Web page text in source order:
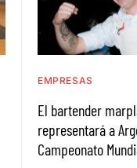
EMPRESAS
El bartender
representará a
Campeonato